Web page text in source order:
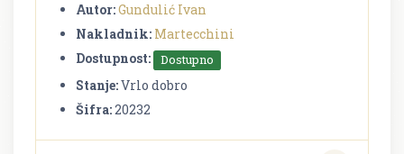
Autor:Gundulić Ivan
Nakladnik: Martecchini
Dostupnost:
Dostupno
Stanje:Vrlo dobro
Šifra:20232